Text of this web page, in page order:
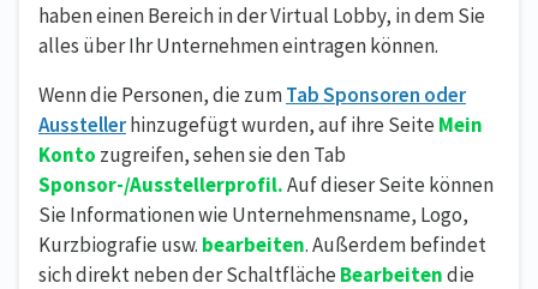
haben einen Bereich in der Virtual Lobby, in dem Sie
alles über Ihr Unternehmen eintragen können.
Wenn die Personen, die zumTab Sponsoren oder
Ausstellerhinzugefügt wurden, auf ihre Seite Mein
Konto zugreifen, sehen sie den Tab
Sponsor-/Ausstellerprofil.Auf dieser Seite können
Sie Informationen wie Unternehmensname, Logo,
Kurzbiografie usw. bearbeiten. Außerdem befindet
sich direkt neben der Schaltfläche Bearbeitendie